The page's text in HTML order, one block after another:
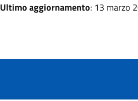
Ultimo aggiornamento: 13 marzo